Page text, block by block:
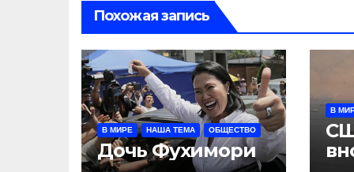
Похожая запись
В МИРЕ НАША ТЕМА ОБЩЕСТВО
Дочь Фухимори
В